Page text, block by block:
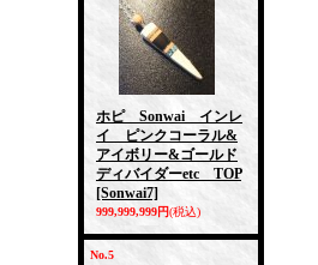
ホピ Sonwai インレ
イ ピンクコーラル&
アイボリー&ゴールド
ディバイダーetc TOP
[Sonwai7]
999,999,999円(税込)
No.5